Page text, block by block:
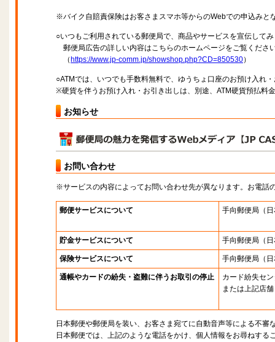
※バイク自賠責保険はお客さまスマホ等からのWebでの申込みと
○いつもご利用されている郵便局で、商品やサービスを宣伝して
郵便局広告の詳しい内容はこちらのホームページをご覧くださ
（ https://www.jp-comm.jp/showshop.php?CD=850530）
○ATMでは、いつでも手数料無料で、ゆうちょ口座のお預け入れ
※硬貨を伴うお預け入れ・お引き出しは、別途、ATM硬貨預払料
お知らせ
お問い合わせ
※サービスの内容によってお問い合わせ先が異なります。お電話
郵便サービスについて 手向郵便局 （
貯金サービスについて 手向郵便局 （
保険サービスについて 手向郵便局 （
通帳やカードの紛失・盗難に伴うお取引の停止
カード紛失セ
または上記店舗
日本郵便や郵便局を装い、お客さま宛てに自動音声等による不審
日本郵便では、上記のような電話をかけ、個人情報をお尋ねする